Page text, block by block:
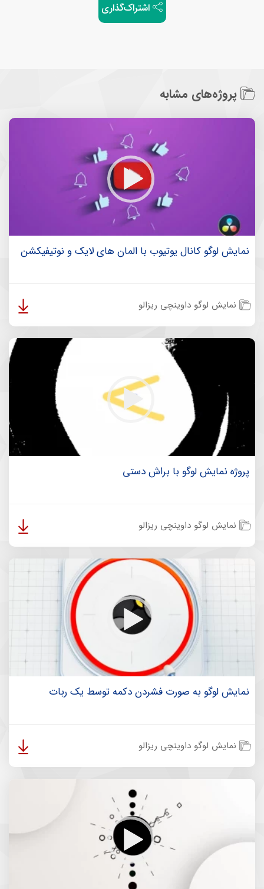
اشتراک‌گذاری
پروژه‌های مشابه
نمایش لوگو کانال یوتیوب با المان های لایک و نوتیفیکشن
نمایش لوگو داوینچی ریزالو
پروژه نمایش لوگو با براش دستی
نمایش لوگو داوینچی ریزالو
نمایش لوگو به صورت فشردن دکمه توسط یک ربات
نمایش لوگو داوینچی ریزالو